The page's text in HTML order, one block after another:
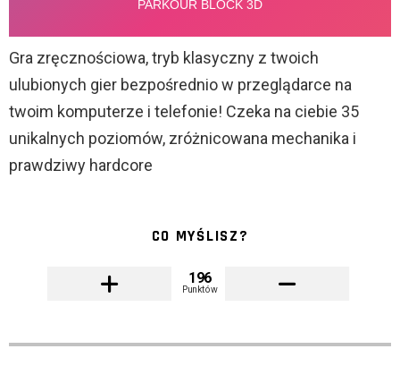
Gra zręcznościowa, tryb klasyczny z twoich
ulubionych gier bezpośrednio w przeglądarce na
twoim komputerze i telefonie! Czeka na ciebie 35
unikalnych poziomów, zróżnicowana mechanika i
prawdziwy hardcore
CO MYŚLISZ?
196
Punktów